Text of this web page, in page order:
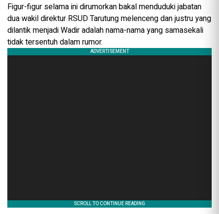
Figur-figur selama ini dirumorkan bakal menduduki jabatan
dua wakil direktur RSUD Tarutung melenceng dan justru yang
dilantik menjadi Wadir adalah nama-nama yang samasekali
tidak tersentuh dalam rumor.